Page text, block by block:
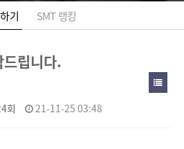
기 SMT 랭킹
립니다.
회 21-11-25 03:48